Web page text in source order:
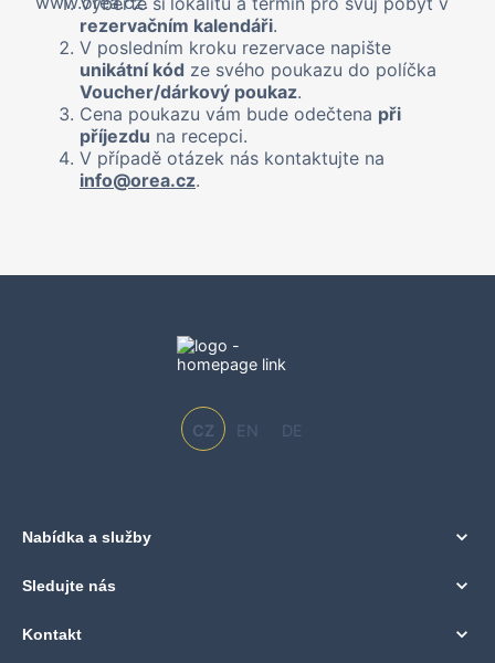
rezervačním kalendáři.
V posledním kroku rezervace napište
unikátní kód ze svého poukazu do políčka
Voucher/dárkový poukaz.
Cena poukazu vám bude odečtena při
příjezdu na recepci.
V případě otázek nás kontaktujte na
info@orea.cz.
CZ EN DE
Nabídka a služby
Sledujte nás
Kontakt